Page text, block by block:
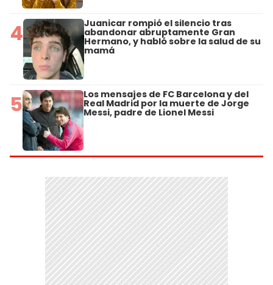
4 Juanicar rompió el silencio tras
abandonar abruptamente Gran
Hermano, y habló sobre la salud de su
mamá
5 Los mensajes de FC Barcelona y del
Real Madrid por la muerte de Jorge
Messi, padre de Lionel Messi